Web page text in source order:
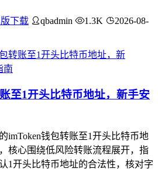
下载 qbadmin 1.3K
2026-08-
至1开头比特币地址，新手安
imToken钱包转账至1开头比特币地
核心围绕低风险转账流程展开，指
1开头比特币地址的合法性，核对字